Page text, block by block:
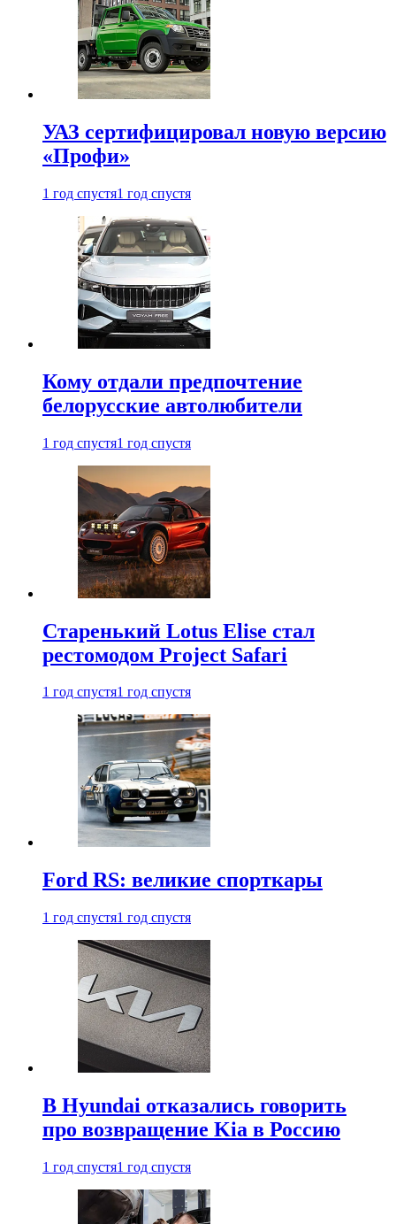
УАЗ сертифицировал новую версию
«Профи»
1 год спустя1 год спустя
Кому отдали предпочтение
белорусские автолюбители
1 год спустя1 год спустя
Старенький Lotus Elise стал
рестомодом Project Safari
1 год спустя1 год спустя
Ford RS: великие спорткары
1 год спустя1 год спустя
В Hyundai отказались говорить
про возвращение Kia в Россию
1 год спустя1 год спустя